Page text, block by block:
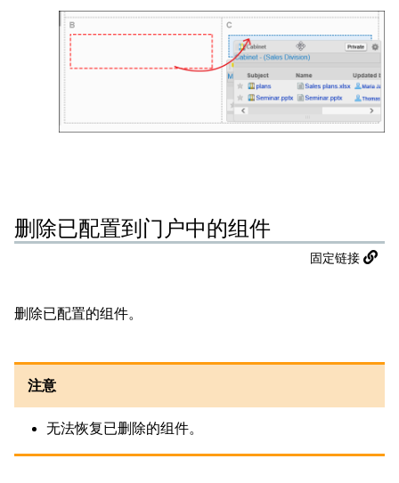
删除已配置到门户中的组件
固定链接
删除已配置的组件。
注意
无法恢复已删除的组件。